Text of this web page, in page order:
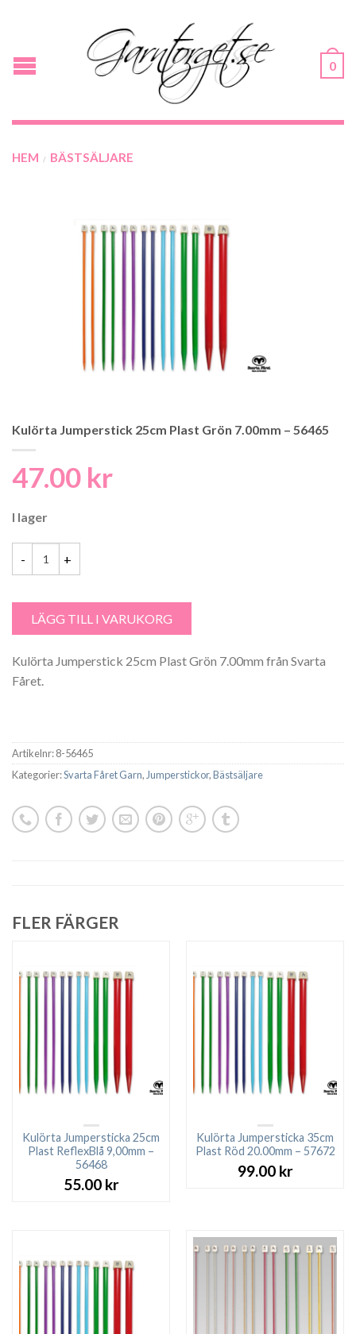
0
HEM / BÄSTSÄLJARE
Kulörta Jumperstick 25cm Plast Grön 7.00mm – 56465
47.00 kr
I lager
LÄGG TILL I VARUKORG
Kulörta Jumperstick 25cm Plast Grön 7.00mm från Svarta
Fåret.
Artikelnr:8-56465
Kategorier:Svarta Fåret Garn, Jumperstickor,Bästsäljare
FLER FÄRGER
Kulörta Jumpersticka 25cm
Plast ReflexBlå 9,00mm –
56468
55.00 kr
Kulörta Jumpersticka 35cm
Plast Röd 20.00mm – 57672
99.00 kr